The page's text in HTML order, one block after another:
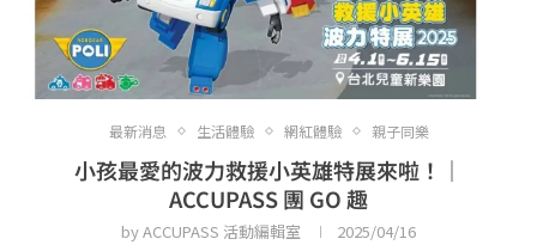
最新消息 生活體驗 網紅體驗 親子同樂
小孩最愛的波力救援小英雄特展來啦！｜
ACCUPASS 團 GO 趣
byACCUPASS 活動編輯室 2025/04/16